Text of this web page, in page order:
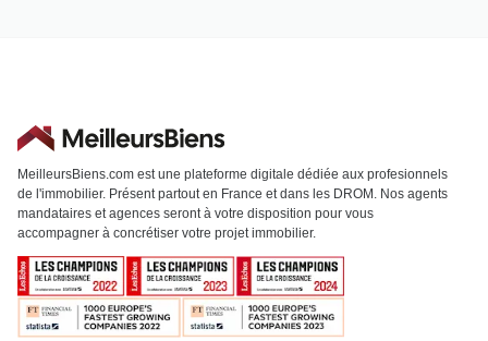
MeilleursBiens.com est une plateforme digitale dédiée aux profesionnels
de l'immobilier. Présent partout en France et dans les DROM. Nos agents
mandataires et agences seront à votre disposition pour vous
accompagner à concrétiser votre projet immobilier.